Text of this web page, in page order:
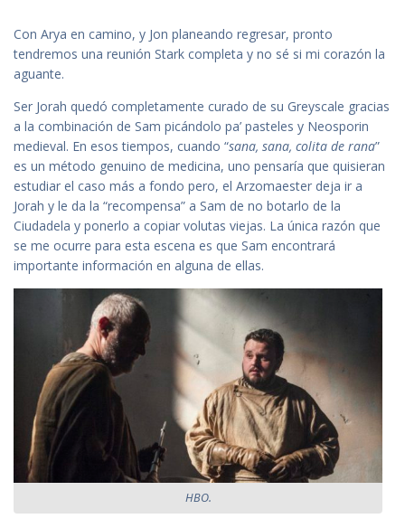
Con Arya en camino, y Jon planeando regresar, pronto
tendremos una reunión Stark completa y no sé si mi corazón la
aguante.
Ser Jorah quedó completamente curado de su Greyscale gracias
a la combinación de Sam picándolo pa’ pasteles y Neosporin
medieval. En esos tiempos, cuando “sana, sana, colita de rana”
es un método genuino de medicina, uno pensaría que quisieran
estudiar el caso más a fondo pero, el Arzomaester deja ir a
Jorah y le da la “recompensa” a Sam de no botarlo de la
Ciudadela y ponerlo a copiar volutas viejas. La única razón que
se me ocurre para esta escena es que Sam encontrará
importante información en alguna de ellas.
HBO.